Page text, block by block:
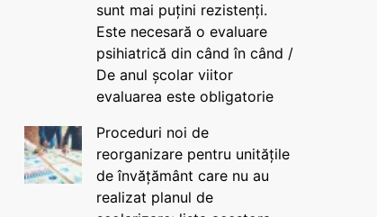
sunt mai puțini rezistenți.
Este necesară o evaluare
psihiatrică din când în când /
De anul școlar viitor
evaluarea este obligatorie
Proceduri noi de
reorganizare pentru unitățile
de învățământ care nu au
realizat planul de